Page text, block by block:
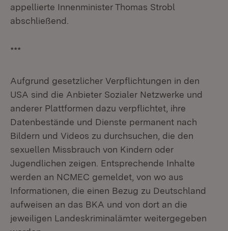
appellierte Innenminister Thomas Strobl
abschließend.
***
Aufgrund gesetzlicher Verpflichtungen in den
USA sind die Anbieter Sozialer Netzwerke und
anderer Plattformen dazu verpflichtet, ihre
Datenbestände und Dienste permanent nach
Bildern und Videos zu durchsuchen, die den
sexuellen Missbrauch von Kindern oder
Jugendlichen zeigen. Entsprechende Inhalte
werden an NCMEC gemeldet, von wo aus
Informationen, die einen Bezug zu Deutschland
aufweisen an das BKA und von dort an die
jeweiligen Landeskriminalämter weitergegeben